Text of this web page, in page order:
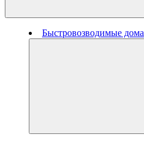
Быстровозводимые дома